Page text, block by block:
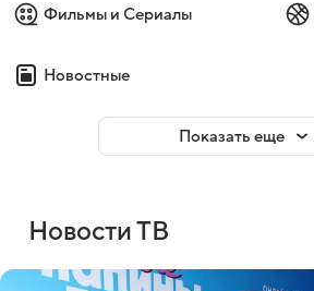
Фильмы и Сериалы
Новостные
Показать еще
Новости ТВ